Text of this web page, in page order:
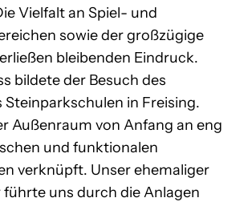
Vielfalt an Spiel- und
sowie der großzügige
bleibenden Eindruck.
bildete der Besuch des
in Freising.
Außenraum von Anfang an eng
und funktionalen
verknüpft. Unser ehemaliger
uns durch die Anlagen